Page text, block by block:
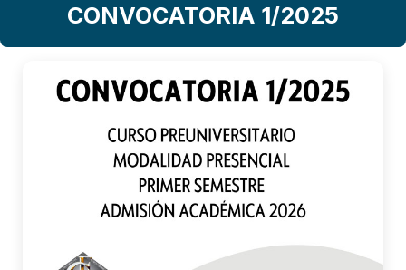
CONVOCATORIA 1/2025